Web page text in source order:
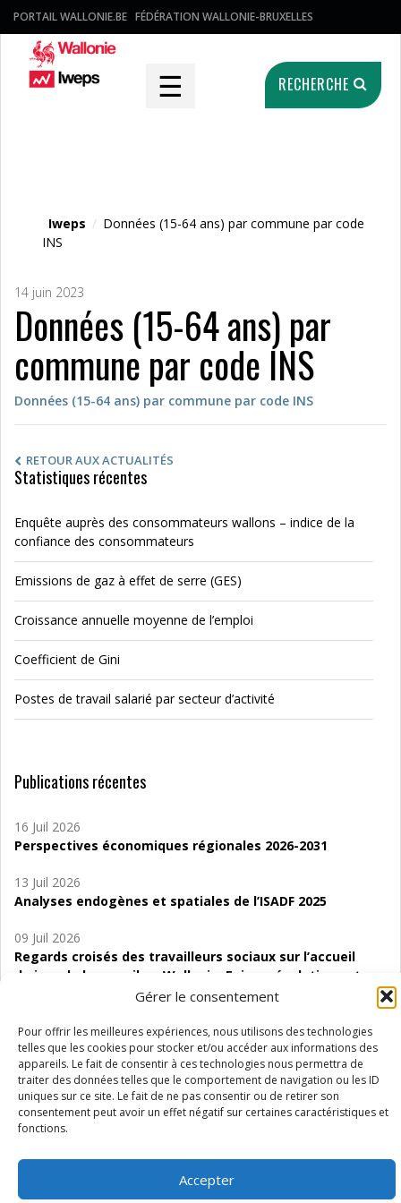
Gérer le consentement
Pour offrir les meilleures expériences, nous utilisons des technologies
telles que les cookies pour stocker et/ou accéder aux informations des
appareils. Le fait de consentir à ces technologies nous permettra de
traiter des données telles que le comportement de navigation ou les ID
uniques sur ce site. Le fait de ne pas consentir ou de retirer son
consentement peut avoir un effet négatif sur certaines caractéristiques et
fonctions.
Accepter
PORTAIL WALLONIE.BE FÉDÉRATION WALLONIE-BRUXELLES
☰ RECHERCHE
Iweps / Données (15-64 ans) par commune par code
INS
14 juin 2023
Données (15-64 ans) par
commune par code INS
Données (15-64 ans) par commune par code INS
RETOUR AUX ACTUALITÉS
Statistiques récentes
Enquête auprès des consommateurs wallons – indice de la
confiance des consommateurs
Emissions de gaz à effet de serre (GES)
Croissance annuelle moyenne de l’emploi
Coefficient de Gini
Postes de travail salarié par secteur d’activité
Publications récentes
16 Juil 2026
Perspectives économiques régionales 2026-2031
13 Juil 2026
Analyses endogènes et spatiales de l’ISADF 2025
09 Juil 2026
Regards croisés des travailleurs sociaux sur l’accueil
de jour de bas seuil en Wallonie. Enjeux, évolutions et
06 Juil 2026
Étude d’évaluabilité des Structures
d’accompagnement à l’autocréation d’emploi (SAACE)
01 Juil 2026
Pénurie du personnel infirmier :quels indicateurs
Wallonie ?